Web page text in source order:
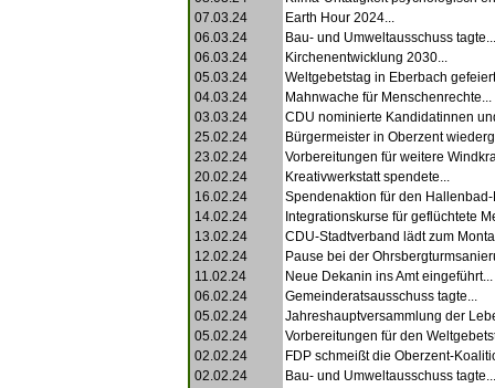
07.03.24
Earth Hour 2024...
06.03.24
Bau- und Umweltausschuss tagte...
06.03.24
Kirchenentwicklung 2030...
05.03.24
Weltgebetstag in Eberbach
04.03.24
Mahnwache für Menschenrechte...
03.03.24
CDU nominierte Kandidatinnen
25.02.24
Bürgermeister in Oberzent
23.02.24
Vorbereitungen für weitere
20.02.24
Kreativwerkstatt spendete...
16.02.24
Spendenaktion für den
14.02.24
Integrationskurse für geflüchtete
13.02.24
CDU-Stadtverband lädt zum
12.02.24
Pause bei der
11.02.24
Neue Dekanin ins Amt eingeführt...
06.02.24
Gemeinderatsausschuss tagte...
05.02.24
Jahreshauptversammlung der
05.02.24
Vorbereitungen für den
02.02.24
FDP schmeißt die Oberzent-
02.02.24
Bau- und Umweltausschuss tagte...